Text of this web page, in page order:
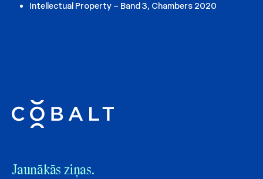
Intellectual Property – Band 3, Chambers 2020
Jaunākās ziņas.